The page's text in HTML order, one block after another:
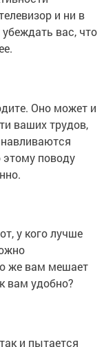
и ни в
убеждать вас, что
Оно может и
ваших трудов,
этому поводу
у кого лучше
же вам мешает
вам удобно?
и пытается